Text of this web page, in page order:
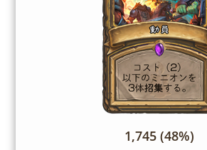
1,745 (48%)